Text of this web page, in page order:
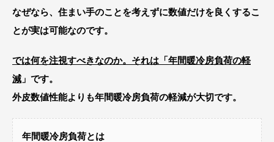
なぜなら、住まい手のことを考えずに数値だけを良くするこ
とが実は可能なのです。
では何を注視すべきなのか。それは「年間暖冷房負荷の軽
減 」です。
外皮数値性能よりも年間暖冷房負荷の軽減が大切です。
年間暖冷房負荷とは